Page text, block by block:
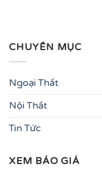
CHUYÊN MỤC
Ngoại Thất
Nội Thất
Tin Tức
XEM BÁO GIÁ